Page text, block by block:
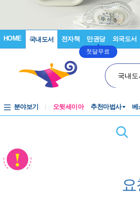
HOME 국내도서 전자책 만권당
첫달무료
외국도서
국내도
분야보기 오뒷세이아 추천마법사 베